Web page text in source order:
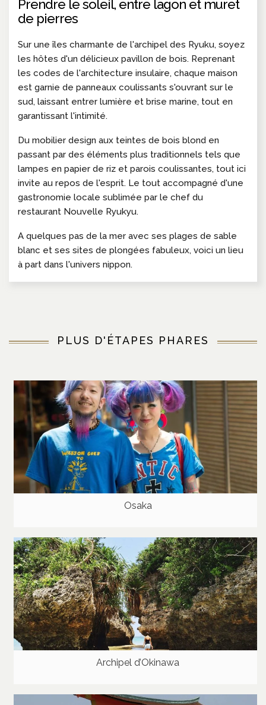
Prendre le soleil, entre lagon et muret
de pierres
Sur une îles charmante de l'archipel des Ryuku, soyez
les hôtes d'un délicieux pavillon de bois. Reprenant
les codes de l'architecture insulaire, chaque maison
est garnie de panneaux coulissants s'ouvrant sur le
sud, laissant entrer lumière et brise marine, tout en
garantissant l'intimité.
Du mobilier design aux teintes de bois blond en
passant par des éléments plus traditionnels tels que
lampes en papier de riz et parois coulissantes, tout ici
invite au repos de l'esprit. Le tout accompagné d'une
gastronomie locale sublimée par le chef du
restaurant Nouvelle Ryukyu.
A quelques pas de la mer avec ses plages de sable
blanc et ses sites de plongées fabuleux, voici un lieu
à part dans l'univers nippon.
PLUS D'ÉTAPES PHARES
Osaka
Archipel d’Okinawa